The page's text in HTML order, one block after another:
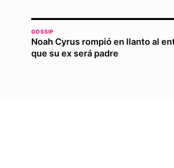
GOSSIP
Noah Cyrus rompió en llanto al
que su ex será padre